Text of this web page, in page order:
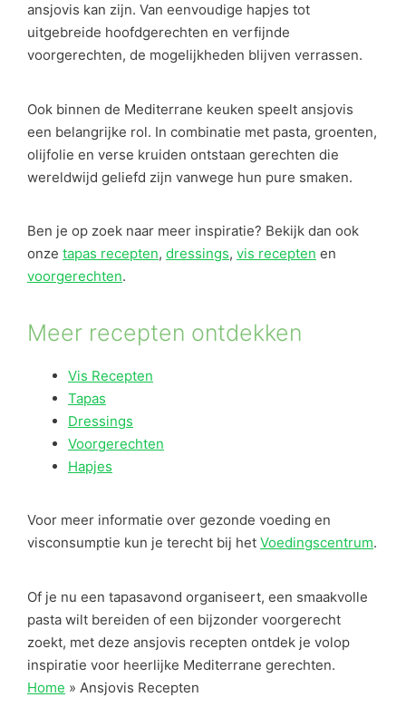
ansjovis kan zijn. Van eenvoudige hapjes tot
uitgebreide hoofdgerechten en verfijnde
voorgerechten, de mogelijkheden blijven verrassen.
Ook binnen de Mediterrane keuken speelt ansjovis
een belangrijke rol. In combinatie met pasta, groenten,
olijfolie en verse kruiden ontstaan gerechten die
wereldwijd geliefd zijn vanwege hun pure smaken.
Ben je op zoek naar meer inspiratie? Bekijk dan ook
onze tapas recepten, dressings, vis recepten en
voorgerechten.
Meer recepten ontdekken
Vis Recepten
Tapas
Dressings
Voorgerechten
Hapjes
Voor meer informatie over gezonde voeding en
visconsumptie kun je terecht bij het Voedingscentrum.
Of je nu een tapasavond organiseert, een smaakvolle
pasta wilt bereiden of een bijzonder voorgerecht
zoekt, met deze ansjovis recepten ontdek je volop
inspiratie voor heerlijke Mediterrane gerechten.
Home » Ansjovis Recepten